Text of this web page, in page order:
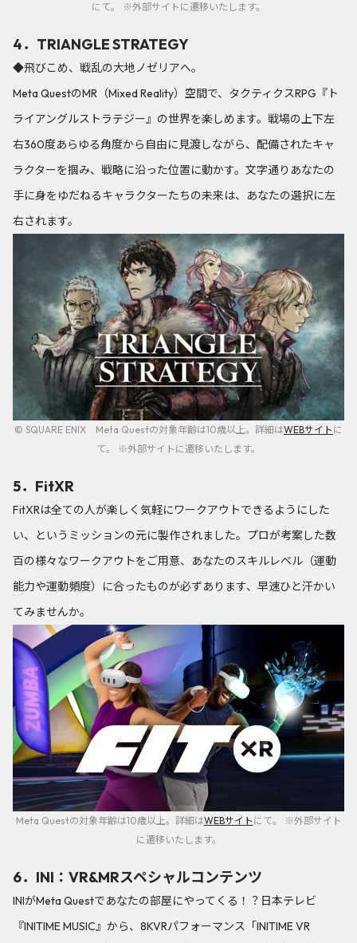
にて。 ※外部サイトに遷移いたします。
4．TRIANGLE STRATEGY
◆飛びこめ、戦乱の大地ノゼリアへ。
Meta QuestのMR（Mixed Reality）空間で、タクティクスRPG『ト
ライアングルストラテジー』の世界を楽しめます。戦場の上下左
右360度あらゆる角度から自由に見渡しながら、配備されたキャ
ラクターを掴み、戦略に沿った位置に動かす。文字通りあなたの
手に身をゆだねるキャラクターたちの未来は、あなたの選択に左
右されます。
© SQUARE ENIX Meta Questの対象年齢は10歳以上。詳細はWEBサイト に
て。 ※外部サイトに遷移いたします。
5．FitXR
FitXRは全ての人が楽しく気軽にワークアウトできるようにした
い、というミッションの元に製作されました。プロが考案した数
百の様々なワークアウトをご用意、あなたのスキルレベル（運動
能力や運動頻度）に合ったものが必ずあります、早速ひと汗かい
てみませんか。
Meta Questの対象年齢は10歳以上。詳細はWEBサイト にて。 ※外部サイト
に遷移いたします。
6．INI：VR&MRスペシャルコンテンツ
INIがMeta Questであなたの部屋にやってくる！？日本テレビ
『INITIME MUSIC』から、8KVRパフォーマンス「INITIME VR